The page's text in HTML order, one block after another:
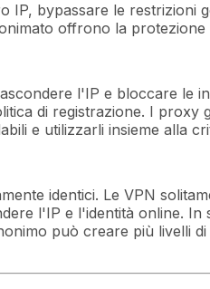
bypassare le restrizioni
offrono la
l'IP e bloccare le
di registrazione. I proxy
e utilizzarli insieme alla
identici. Le VPN
l'IP e l'identità online.
può creare più livelli